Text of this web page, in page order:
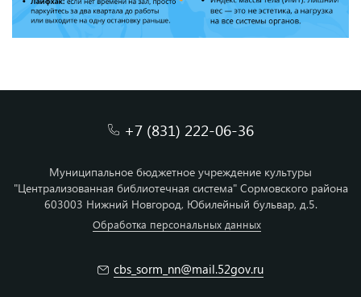
+7 (831) 222-06-36
Муниципальное бюджетное учреждение культуры
"Централизованная библиотечная система" Сормовского района
603003 Нижний Новгород, Юбилейный бульвар, д.5.
Обработка персональных данных
cbs_sorm_nn@mail.52gov.ru